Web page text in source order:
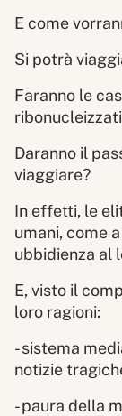
E come
Si potrà
Faranno le
Daranno il
viaggiare?
In effetti, le
umani, come
ubbidienza al
E, visto il
loro ragioni:
- sistema
notizie
- paura della